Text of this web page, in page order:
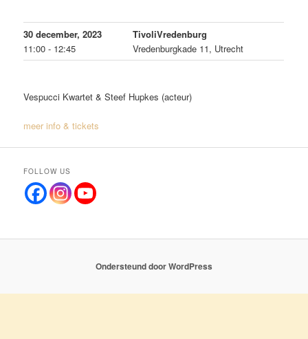
30 december, 2023
11:00 - 12:45
TivoliVredenburg
Vredenburgkade 11, Utrecht
Vespucci Kwartet & Steef Hupkes (acteur)
meer info & tickets
FOLLOW US
Ondersteund door WordPress